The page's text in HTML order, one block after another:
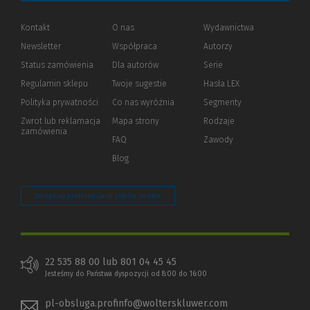
Kontakt
Newsletter
Status zamówienia
Regulamin sklepu
Polityka prywatności (Nowe
(Link
innej
Zwrot lub reklamacja
zamówienia
O nas
Współpraca
Dla autorów(Nowe
(Link
innej
strony)
Twoje sugestie
Co nas wyróżnia
Mapa strony
FAQ
Blog
Wydawnictwa
Autorzy
Serie
Hasła LEX
Segmenty
Rodzaje
Zawody
Zarządzaj preferencjami plików cookie
22 535 88 00 lub 801 04 45 45
Jesteśmy do Państwa dyspozycji od 8:00 do 16:00
pl-obsluga.profinfo@wolterskluwer.com